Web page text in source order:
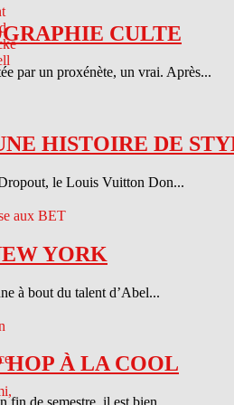
CULTE
par un proxénète, un vrai. Après...
HISTOIRE DE
le Louis Vuitton Don...
YORK
à bout du talent d’Abel...
HOP À LA COOL